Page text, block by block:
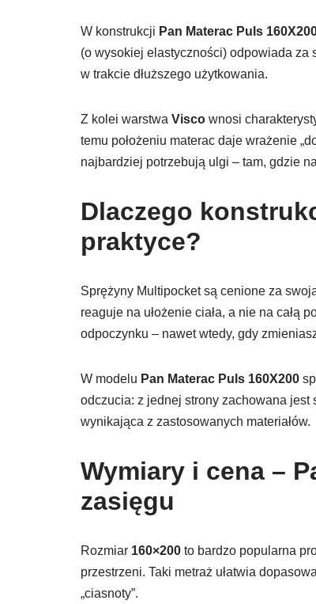
W konstrukcji Pan Materac Puls
(o wysokiej elastyczności) odpowiada za
w trakcie dłuższego użytkowania.
Z kolei warstwa Visco wnosi
temu położeniu materac daje wrażenie
najbardziej potrzebują ulgi – tam, gdzie
Dlaczego
praktyce?
Sprężyny Multipocket są cenione za
reaguje na ułożenie ciała, a nie na całą
odpoczynku – nawet wtedy, gdy
W modelu Pan Materac Puls 160X200
odczucia: z jednej strony zachowana
wynikająca z zastosowanych materiałów.
Wymiary i cena –
zasięgu
Rozmiar 160×200 to bardzo popularna
przestrzeni. Taki metraż ułatwia
„ciasnoty”.